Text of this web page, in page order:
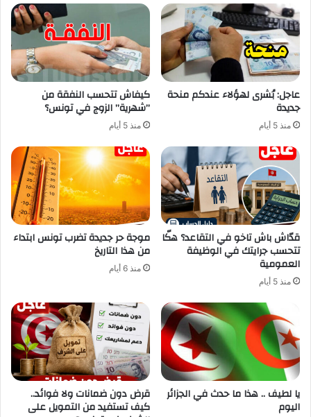
عاجل: بُشرى لهؤلاء عندكم منحة
جديدة
منذ 5 أيام
كيفاش تتحسب النفقة من
”شهرية” الزوج في تونس؟
منذ 5 أيام
قدّاش باش تاخو في التقاعد؟ هكّا
تتحسب جرايتك في الوظيفة
العمومية
منذ 5 أيام
موجة حر جديدة تضرب تونس ابتداء
من هذا التاريخ
منذ 6 أيام
يا لطيف .. هذا ما حدث في الجزائر
اليوم
قرض دون ضمانات ولا فوائد..
كيف تستفيد من التمويل على